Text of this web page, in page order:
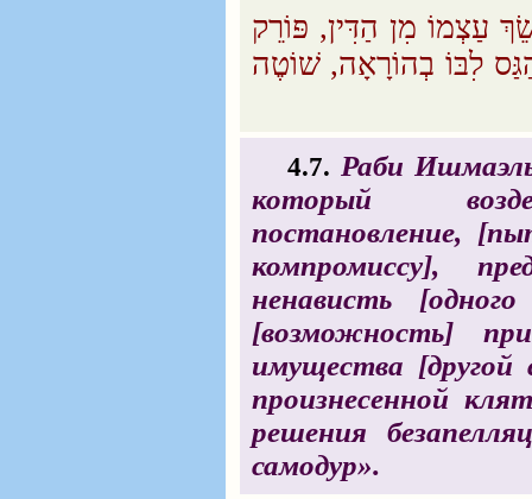
עַצְמוֹ מִן הַדִּין, פּוֹרֵק
לִבּוֹ בְהוֹרָאָה, שׁוֹטֶה
4.7. Раби
который
постановление,
компромиссу],
ненависть
[возможность]
имущества [другой
произнесенной
решения
самодур».